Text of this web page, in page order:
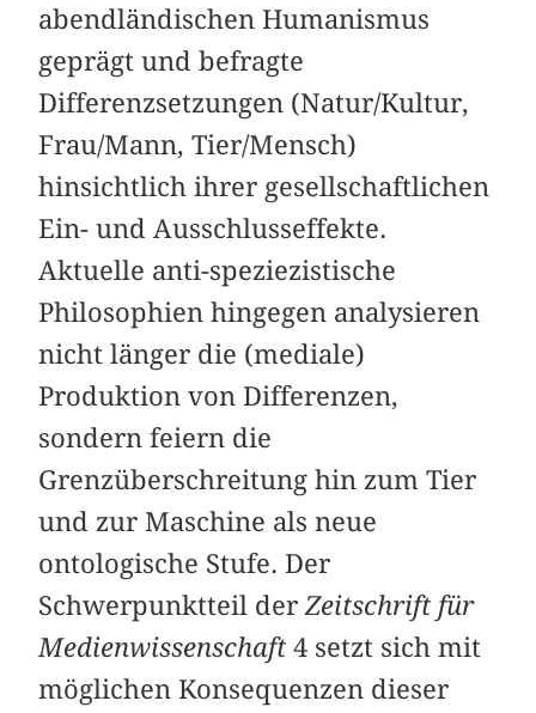
abendländischen Humanismus
geprägt und befragte
Differenzsetzungen (Natur/Kultur,
Frau/Mann, Tier/Mensch)
hinsichtlich ihrer gesellschaftlichen
Ein- und Ausschlusseffekte.
Aktuelle anti-speziezistische
Philosophien hingegen analysieren
nicht länger die (mediale)
Produktion von Differenzen,
sondern feiern die
Grenzüberschreitung hin zum Tier
und zur Maschine als neue
ontologische Stufe. Der
Schwerpunktteil derZeitschrift für
Medienwissenschaft 4 setzt sich mit
möglichen Konsequenzen dieser